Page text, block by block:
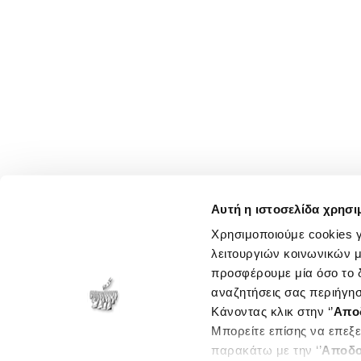
Αυτή η ιστοσελίδα
Χρησιμοποιούμε cookies
λειτουργιών κοινωνικών
προσφέρουμε μία όσο το
αναζητήσεις σας
Κάνοντας κλικ στην ‘’
Μπορείτε επίσης να
παρακάτω με την ‘’